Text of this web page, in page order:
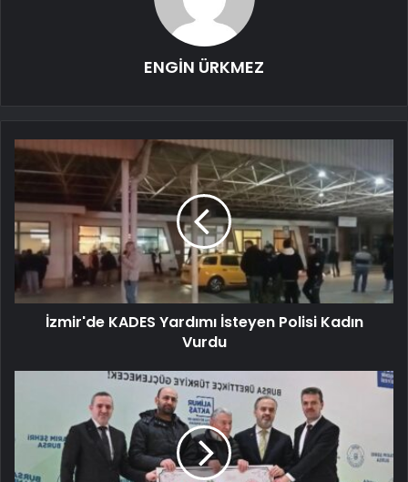
ENGİN ÜRKMEZ
İzmir'de KADES Yardımı İsteyen Polisi Kadın
Vurdu